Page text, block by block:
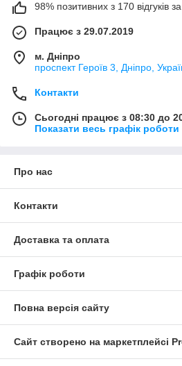
98% позитивних з 170 відгуків за
Працює з 29.07.2019
м. Дніпро
проспект Героїв 3, Дніпро,
Контакти
Сьогодні працює з 08:30 до
Показати весь графік роботи
Про нас
Контакти
Доставка та оплата
Графік роботи
Повна версія сайту
Сайт створено на маркетплейсі